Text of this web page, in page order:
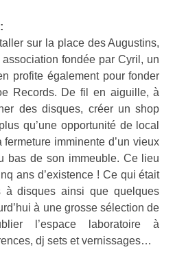
sur la place des Augustins,
fondée par Cyril, un
profite également pour fonder
Records. De fil en aiguille, à
des disques, créer un shop
qu’une opportunité de local
imminente d’un vieux
bas de son immeuble. Ce lieu
ans d’existence ! Ce qui était
à disques ainsi que quelques
à une grosse sélection de
l’espace laboratoire à
dj sets et vernissages…